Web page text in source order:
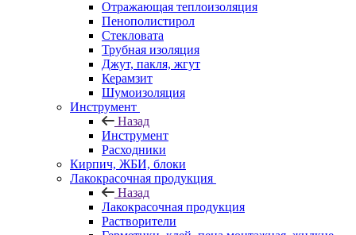
Отражающая теплоизоляция
Пенополистирол
Стекловата
Трубная изоляция
Джут, пакля, жгут
Керамзит
Шумоизоляция
Инструмент
Назад
Инструмент
Расходники
Кирпич, ЖБИ, блоки
Лакокрасочная продукция
Назад
Лакокрасочная продукция
Растворители